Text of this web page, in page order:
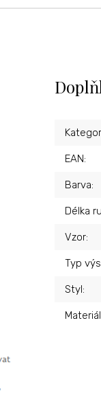
EAN:
Barva:
Délka
Vzor:
Typ
Styl:
Materiál